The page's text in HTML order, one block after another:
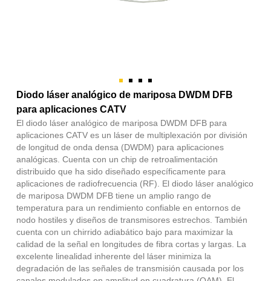
Diodo láser analógico de mariposa DWDM DFB
para aplicaciones CATV
El diodo láser analógico de mariposa DWDM DFB para
aplicaciones CATV es un láser de multiplexación por división
de longitud de onda densa (DWDM) para aplicaciones
analógicas. Cuenta con un chip de retroalimentación
distribuido que ha sido diseñado específicamente para
aplicaciones de radiofrecuencia (RF). El diodo láser analógico
de mariposa DWDM DFB tiene un amplio rango de
temperatura para un rendimiento confiable en entornos de
nodo hostiles y diseños de transmisores estrechos. También
cuenta con un chirrido adiabático bajo para maximizar la
calidad de la señal en longitudes de fibra cortas y largas. La
excelente linealidad inherente del láser minimiza la
degradación de las señales de transmisión causada por los